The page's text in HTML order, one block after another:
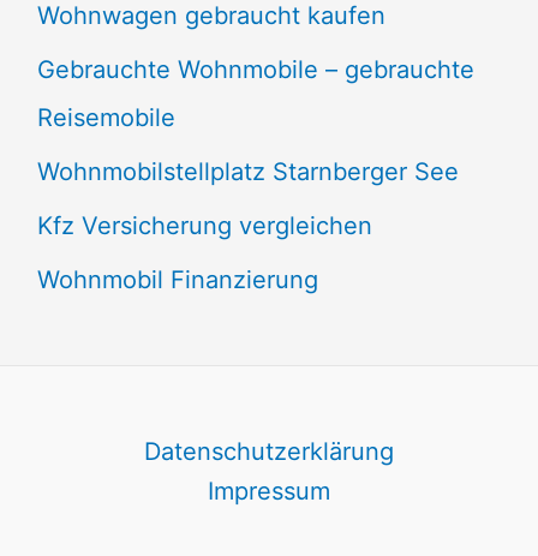
Wohnwagen gebraucht kaufen
Gebrauchte Wohnmobile – gebrauchte
Reisemobile
Wohnmobilstellplatz Starnberger See
Kfz Versicherung vergleichen
Wohnmobil Finanzierung
Datenschutzerklärung
Impressum